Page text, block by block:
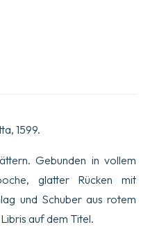
1599.
Gebunden in vollem
glatter Rücken mit
und Schuber aus rotem
auf dem Titel.